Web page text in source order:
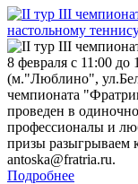
настольному
8 февраля с 11:00
(м."Люблино",
чемпионата
проведен в
профессионалы и
призы разыгрываем
antoska@fratria.ru.
Подробнее